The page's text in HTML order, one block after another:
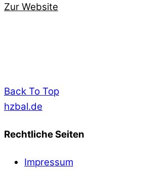
Zur Website
Back To Top
hzbal.de
Rechtliche Seiten
Impressum